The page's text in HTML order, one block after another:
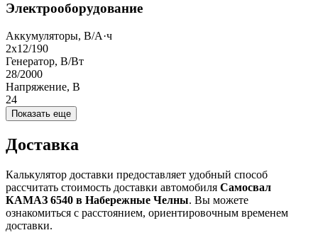
Электрооборудование
Аккумуляторы, В/А·ч
2х12/190
Генератор, В/Вт
28/2000
Напряжение, B
24
Показать еще
Доставка
Калькулятор доставки предоставляет удобный способ
рассчитать стоимость доставки автомобиля Самосвал
КАМАЗ 6540 в Набережные Челны. Вы можете
ознакомиться с расстоянием, ориентировочным временем
доставки.